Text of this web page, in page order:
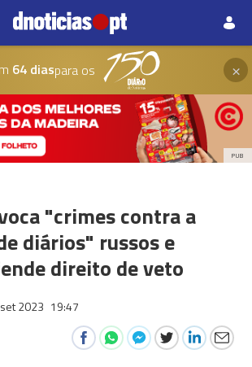
64 diaspara os ×
PUB
"crimes contra a
diários" russos e
direito de veto
2023 19:47